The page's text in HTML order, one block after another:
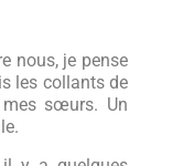
nous, je pense
les collants de
sœurs. Un